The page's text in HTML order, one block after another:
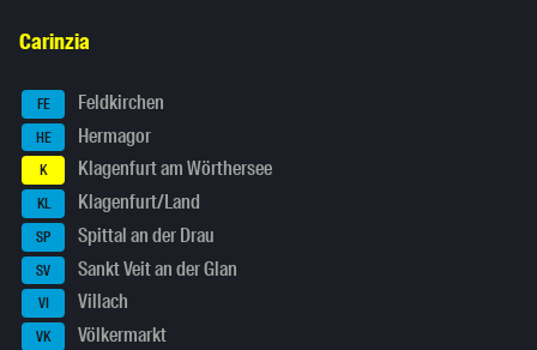
Carinzia
FE Feldkirchen
HE Hermagor
K Klagenfurt am Wörthersee
KL Klagenfurt/Land
SP Spittal an der Drau
SV Sankt Veit an der Glan
VI Villach
VK Völkermarkt